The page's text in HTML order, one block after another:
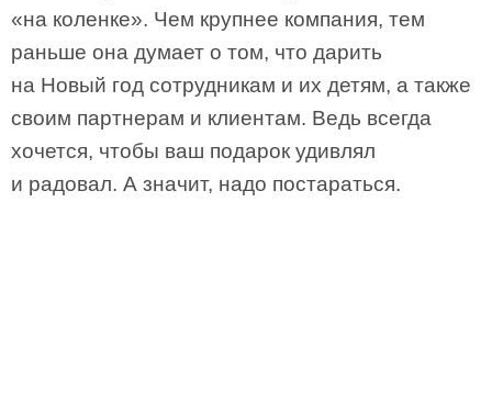
«на коленке». Чем крупнее компания, тем
раньше она думает о том, что дарить
на Новый год сотрудникам и их детям, а также
своим партнерам и клиентам. Ведь всегда
хочется, чтобы ваш подарок удивлял
и радовал. А значит, надо постараться.